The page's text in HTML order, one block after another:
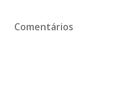
Comentários